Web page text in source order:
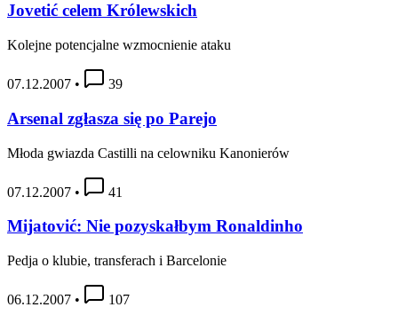
Jovetić celem Królewskich
Kolejne potencjalne wzmocnienie ataku
07.12.2007 • 39
Arsenal zgłasza się po Parejo
Młoda gwiazda Castilli na celowniku Kanonierów
07.12.2007 • 41
Mijatović: Nie pozyskałbym Ronaldinho
Pedja o klubie, transferach i Barcelonie
06.12.2007 • 107